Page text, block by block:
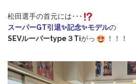
松田選手の首元には･･･
スーパーGT引退✨記念✨モデルの
SEVルーパーtype３Tiがっ ！！！